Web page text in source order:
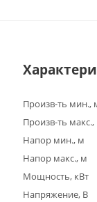
Произв-ть мин.,
Произв-ть
Напор мин., м
Напор макс., м
Мощность, кВт
Напряжение, В